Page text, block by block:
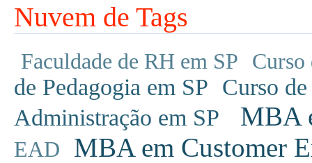
Nuvem de Tags
Faculdade de RH em SP Curso
de Pedagogia em SP Curso
Administração em SP
MBA
EAD MBA em Customer